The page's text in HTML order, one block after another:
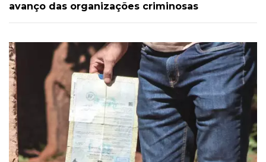
avanço das organizações criminosas